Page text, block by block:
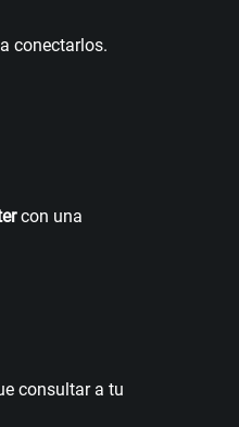
conectarlos.
con una
consultar a tu